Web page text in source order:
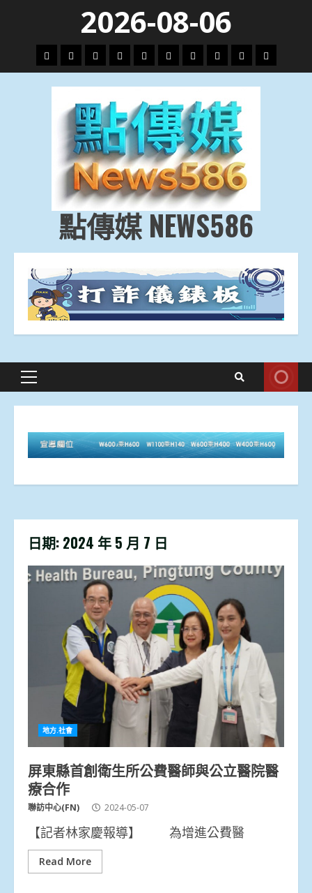
content
2026-08-06
頭
條
財
經
地
方.
會
文
教.
技
專
題
娛
樂
劇
政
治
國
際
運
動
生
活
點傳媒 NEWS586
Primary
日期: 2024 年 5 月 7 日
地方.社會
屏東縣首創衛生所公費醫師與公立醫院醫
療合作
聯訪中心(FN) 2024-05-07
【記者林家慶報導】 為增進公費醫
Read More